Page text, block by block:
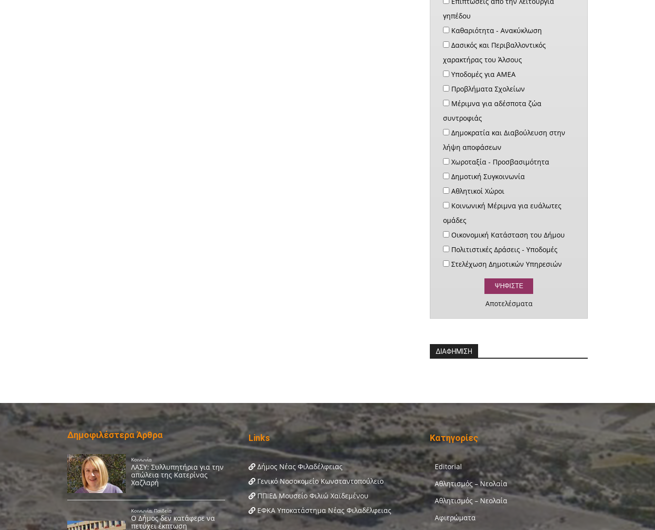
γηπέδου
Καθαριότητα - Ανακύκλωση
Δασικός και Περιβαλλοντικός
χαρακτήρας του Άλσους
Υποδομές για ΑΜΕΑ
Προβλήματα Σχολείων
Μέριμνα για αδέσποτα ζώα
συντροφιάς
Δημοκρατία και Διαβούλευση στην
λήψη αποφάσεων
Χωροταξία - Προσβασιμότητα
Δημοτική Συγκοινωνία
Αθλητικοί Χώροι
Κοινωνική Μέριμνα για ευάλωτες
ομάδες
Οικονομική Κατάσταση του Δήμου
Πολιτιστικές Δράσεις - Υποδομές
Στελέχωση Δημοτικών Υπηρεσιών
Αποτελέσματα
ΔΙΑΦΗΜΙΣΗ
Δημοφιλέστερα Άρθρα Links
Δήμος Νέας Φιλαδέλφειας
Γενικό Νοσοκομείο Κωνσταντοπούλειο
ΠΠΙΕΔ Μουσείο Φιλιώ Χαϊδεμένου
ΕΦΚΑ Υποκατάστημα Νέας Φιλαδέλφειας
Κατηγορίες
Editorial
Αθλητισμός – Νεολαία
Αθλητισμός – Νεολαία
Αφιερώματα